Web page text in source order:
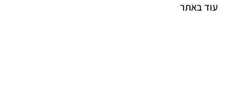
עוד באתר